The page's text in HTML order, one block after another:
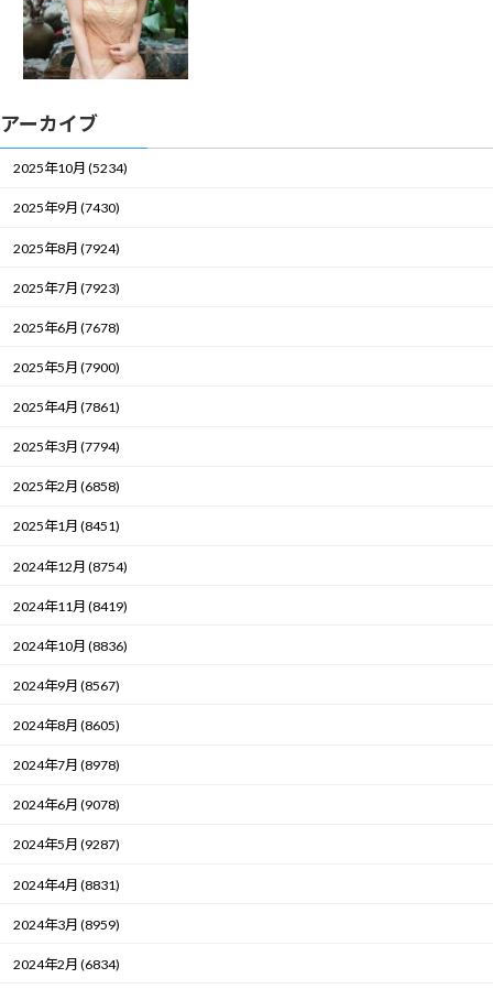
アーカイブ
2025年10月 (5234)
2025年9月 (7430)
2025年8月 (7924)
2025年7月 (7923)
2025年6月 (7678)
2025年5月 (7900)
2025年4月 (7861)
2025年3月 (7794)
2025年2月 (6858)
2025年1月 (8451)
2024年12月 (8754)
2024年11月 (8419)
2024年10月 (8836)
2024年9月 (8567)
2024年8月 (8605)
2024年7月 (8978)
2024年6月 (9078)
2024年5月 (9287)
2024年4月 (8831)
2024年3月 (8959)
2024年2月 (6834)